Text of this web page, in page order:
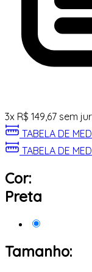
3x R$ 149,67 sem
TABELA DE
TABELA DE
Cor:
Preta
Tamanho: